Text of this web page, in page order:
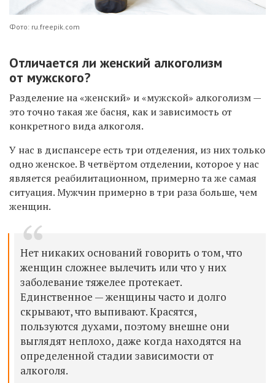
Фото: ru.freepik.com
Отличается ли женский алкоголизм
от мужского?
Разделение на «женский» и «мужской» алкоголизм —
это точно такая же басня, как и зависимость от
конкретного вида алкоголя.
У нас в диспансере есть три отделения, из них только
одно женское. В четвёртом отделении, которое у нас
является реабилитационном, примерно та же самая
ситуация. Мужчин примерно в три раза больше, чем
женщин.
Нет никаких оснований говорить о том, что
женщин сложнее вылечить или что у них
заболевание тяжелее протекает.
Единственное — женщины часто и долго
скрывают, что выпивают. Красятся,
пользуются духами, поэтому внешне они
выглядят неплохо, даже когда находятся на
определенной стадии зависимости от
алкоголя.